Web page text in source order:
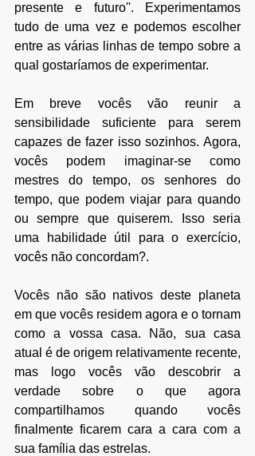
presente e futuro''. Experimentamos
tudo de uma vez e podemos escolher
entre as várias linhas de tempo sobre a
qual gostaríamos de experimentar.
Em breve vocês vão reunir a
sensibilidade suficiente para serem
capazes de fazer isso sozinhos. Agora,
vocês podem imaginar-se como
mestres do tempo, os senhores do
tempo, que podem viajar para quando
ou sempre que quiserem. Isso seria
uma habilidade útil para o exercício,
vocês não concordam?.
Vocês não são nativos deste planeta
em que vocês residem agora e o tornam
como a vossa casa. Não, sua casa
atual é de origem relativamente recente,
mas logo vocês vão descobrir a
verdade sobre o que agora
compartilhamos quando vocês
finalmente ficarem cara a cara com a
sua família das estrelas.